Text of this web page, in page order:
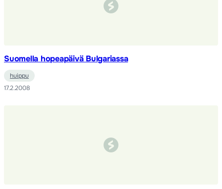
Suomella hopeapäivä Bulgariassa
huippu
17.2.2008